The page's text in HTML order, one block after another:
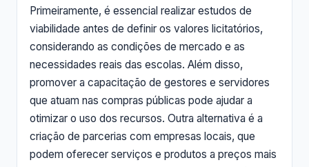
Primeiramente, é essencial realizar estudos de
viabilidade antes de definir os valores licitatórios,
considerando as condições de mercado e as
necessidades reais das escolas. Além disso,
promover a capacitação de gestores e servidores
que atuam nas compras públicas pode ajudar a
otimizar o uso dos recursos. Outra alternativa é a
criação de parcerias com empresas locais, que
podem oferecer serviços e produtos a preços mais